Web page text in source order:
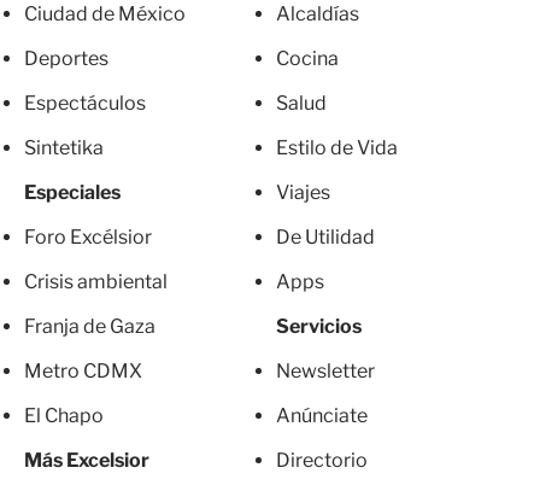
Ciudad de México
Deportes
Espectáculos
Sintetika
Especiales
Foro Excélsior
Crisis ambiental
Franja de Gaza
Metro CDMX
El Chapo
Más Excelsior
Alcaldías
Cocina
Salud
Estilo de Vida
Viajes
De Utilidad
Apps
Servicios
Newsletter
Anúnciate
Directorio